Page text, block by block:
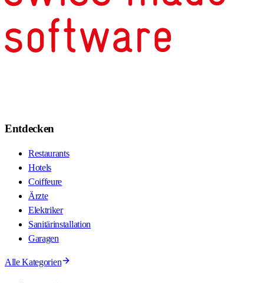
Entdecken
Restaurants
Hotels
Coiffeure
Ärzte
Elektriker
Sanitärinstallation
Garagen
Alle Kategorien